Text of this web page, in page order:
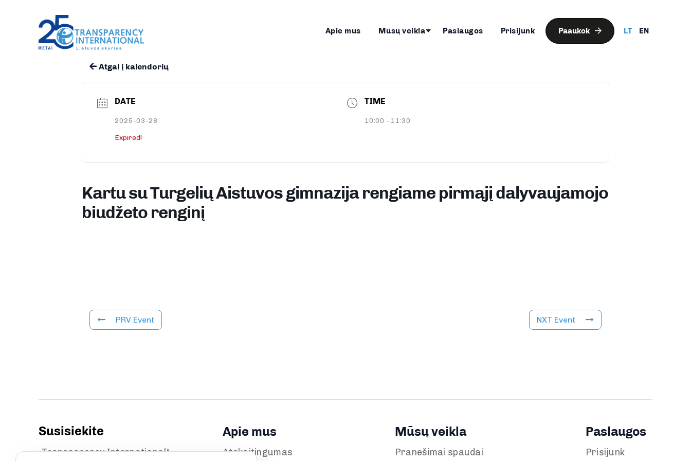
Apie mus Mūsų veikla Paslaugos Prisijunk Paaukok LT EN
Atgal į kalendorių
DATE
2025-03-28
Expired!
TIME
10:00 - 11:30
Kartu su Turgelių Aistuvos gimnazija rengiame pirmąjį dalyvaujamojo
biudžeto renginį
PRV Event NXT Event
Susisiekite
„Transparency International“
Apie mus
Atskaitingumas
Mūsų veikla
Pranešimai spaudai
Paslaugos
Prisijunk